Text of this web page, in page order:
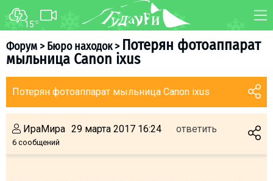
15°C
Форум>Бюро находок> Потерян фотоаппарат
мыльница Canon ixus
Потерян фотоаппарат мыльница Canon ixus
ИраМира
6 сообщений
29 марта 2017 16:24 ответить
ФОРУМ КАРТА
ТРАНСФЕР
О курорте
Схема трасс
Инструкторы
Прокат